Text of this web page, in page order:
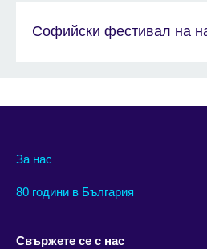
Софийски фестивал на
За нас
80 години в България
Свържете се с нас